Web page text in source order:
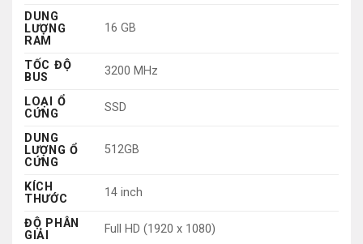
DUNG
LƯỢNG
RAM
16 GB
TỐC ĐỘ
BUS
3200 MHz
LOẠI Ổ
CỨNG
SSD
DUNG
LƯỢNG Ổ
CỨNG
512GB
KÍCH
THƯỚC
14 inch
ĐỘ PHÂN
GIẢI
Full HD (1920 x 1080)